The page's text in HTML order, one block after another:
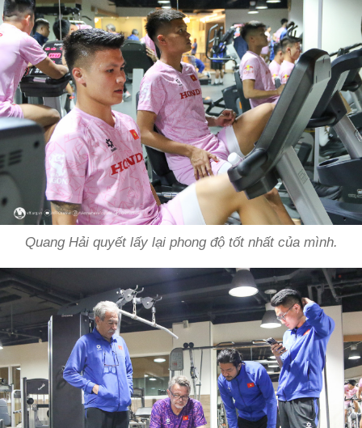
Quang Hải quyết lấy lại phong độ tốt nhất của mình.